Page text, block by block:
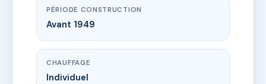
PÉRIODE CONSTRUCTION
Avant 1949
CHAUFFAGE
Individuel